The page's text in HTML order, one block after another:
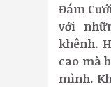
Đám
với
khênh.
cao mà
mình.